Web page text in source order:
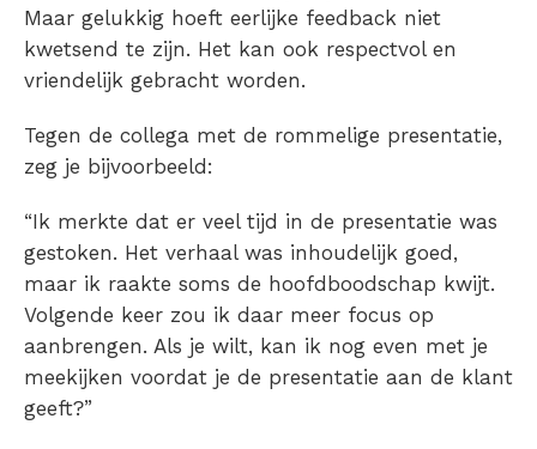
Maar gelukkig hoeft eerlijke feedback niet
kwetsend te zijn. Het kan ook respectvol en
vriendelijk gebracht worden.
Tegen de collega met de rommelige presentatie,
zeg je bijvoorbeeld:
“Ik merkte dat er veel tijd in de presentatie was
gestoken. Het verhaal was inhoudelijk goed,
maar ik raakte soms de hoofdboodschap kwijt.
Volgende keer zou ik daar meer focus op
aanbrengen. Als je wilt, kan ik nog even met je
meekijken voordat je de presentatie aan de klant
geeft?”